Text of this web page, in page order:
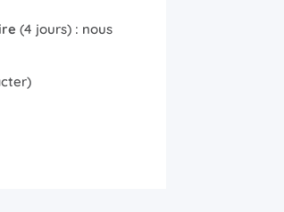
(4 jours) : nous